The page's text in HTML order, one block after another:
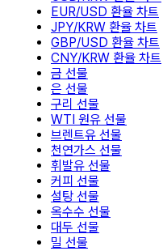
EUR/USD 환율 차트
JPY/KRW 환율 차트
GBP/USD 환율 차트
CNY/KRW 환율 차트
금 선물
은 선물
구리 선물
WTI 원유 선물
브렌트유 선물
천연가스 선물
휘발유 선물
커피 선물
설탕 선물
옥수수 선물
대두 선물
밀 선물